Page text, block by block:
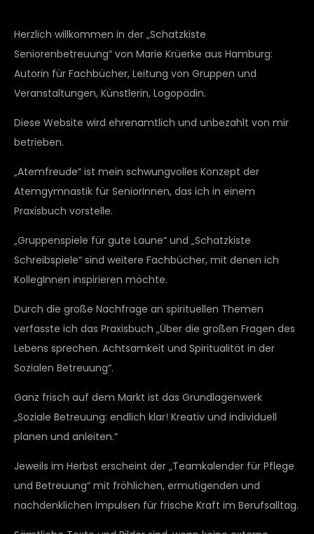
Herzlich willkommen in der „Schatzkiste
Seniorenbetreuung“ von Marie Krüerke aus Hamburg:
Autorin für Fachbücher, Leitung von Gruppen und
Veranstaltungen, Künstlerin, Logopädin.
Diese Website wird ehrenamtlich und unbezahlt von mir
betrieben.
„Atemfreude“ ist mein schwungvolles Konzept der
Atemgymnastik für SeniorInnen, das ich in einem
Praxisbuch vorstelle.
„Gruppenspiele für gute Laune“ und „Schatzkiste
Schreibspiele“ sind weitere Fachbücher, mit denen ich
KollegInnen inspirieren möchte.
Durch die große Nachfrage an spirituellen Themen
verfasste ich das Praxisbuch „Über die großen Fragen des
Lebens sprechen. Achtsamkeit und Spiritualität in der
Sozialen Betreuung“.
Ganz frisch auf dem Markt ist das Grundlagenwerk
„Soziale Betreuung: endlich klar! Kreativ und individuell
planen und anleiten.“
Jeweils im Herbst erscheint der „Teamkalender für Pflege
und Betreuung“ mit fröhlichen, ermutigenden und
nachdenklichen Impulsen für frische Kraft im Berufsalltag.